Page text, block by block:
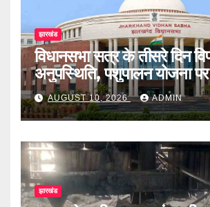
झारखंड
विधानसभा सत्र के तीसरे दिन
अनुपस्थिति, पशुपालन योजना पर
AUGUST 10, 2026 ADMIN
झारखंड